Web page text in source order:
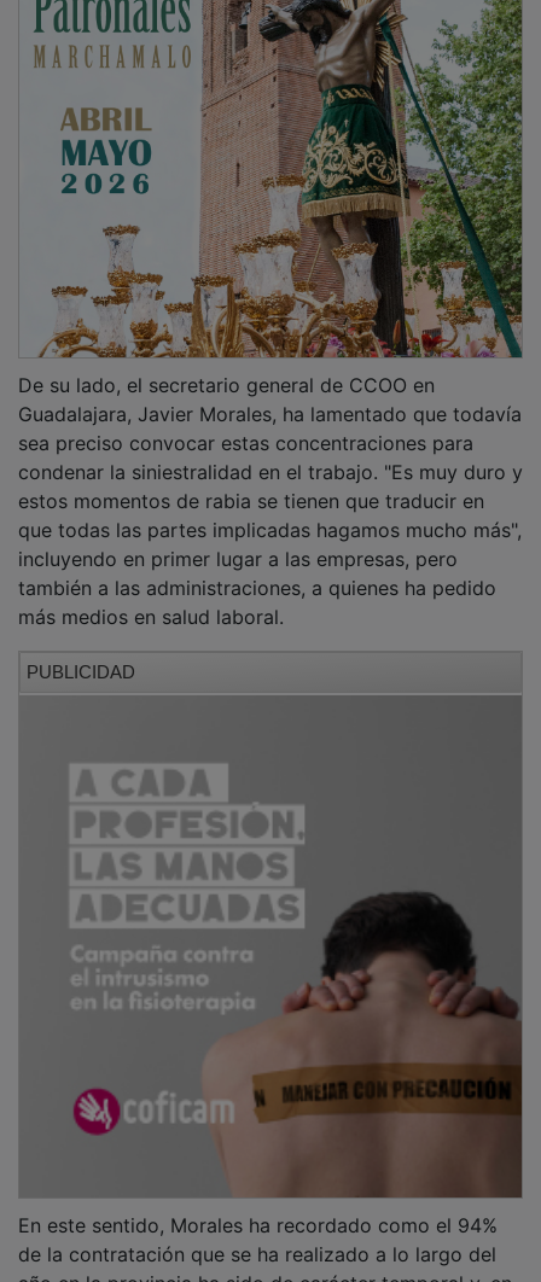
Guadalajara, Javier Morales, ha lamentado que todavía
sea preciso convocar estas concentraciones para
condenar la siniestralidad en el trabajo. "Es muy duro y
estos momentos de rabia se tienen que traducir en
que todas las partes implicadas hagamos mucho más",
incluyendo en primer lugar a las empresas, pero
también a las administraciones, a quienes ha pedido
más medios en salud laboral.
de la contratación que se ha realizado a lo largo del
año en la provincia ha sido de carácter temporal y, en